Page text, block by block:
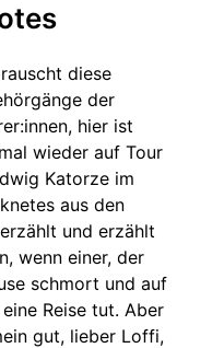
diese
der
hier ist
wieder auf Tour
Katorze im
aus den
und erzählt
wenn einer, der
schmort und auf
Reise tut. Aber
gut, lieber Loffi,